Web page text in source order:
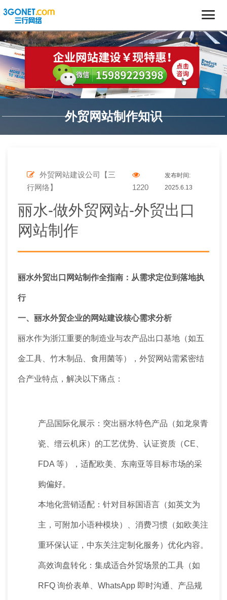
外贸网站制作知识
外贸网站建设公司【三
行网络】
1220
发布时间:
2025.6.13
丽水-做外贸网站-外贸出口
网站制作
丽水外贸出口网站制作全指南：从需求定位到落地执
行
一、丽水外贸企业的网站建设核心需求分析
丽水作为浙江重要的制造业与农产品出口基地（如五
金工具、竹木制品、食用菌等），外贸网站需紧密结
合产业特点，解决以下痛点：
产品国际化展示：突出丽水特色产品（如龙泉青
瓷、缙云机床）的工艺优势、认证资质（CE、
FDA 等），适配欧美、东南亚等目标市场的采
购偏好。
本地化营销适配：针对目标国语言（如英文为
主，可附加小语种模块）、消费习惯（如欧美注
重环保认证，中东关注定制化服务）优化内容。
高效询盘转化：集成适合外贸场景的工具（如
RFQ 询价表单、WhatsApp 即时沟通、产品规